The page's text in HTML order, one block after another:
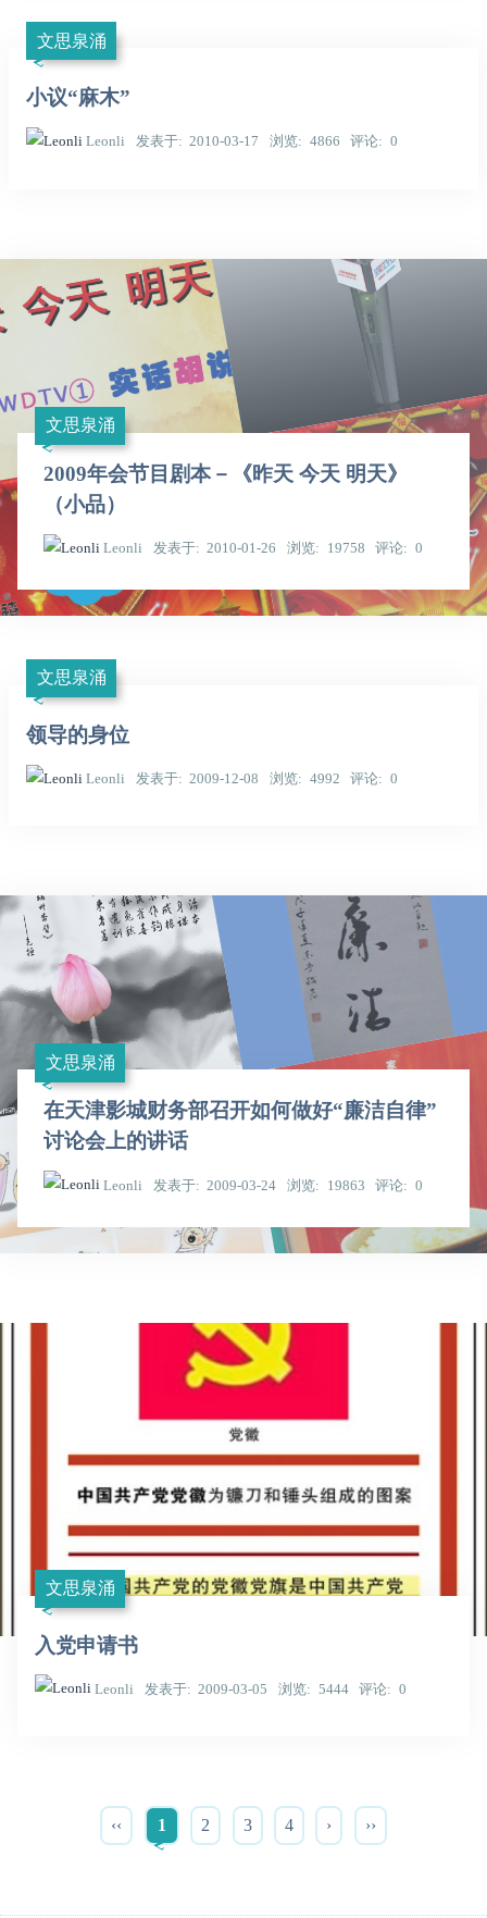
文思泉涌
小议“麻木”
Leonli 发表于 2010-03-17 浏览 4866 评论 0
文思泉涌
2009年会节目剧本－《昨天 今天 明天》
（小品）
Leonli 发表于 2010-01-26 浏览 19758 评论 0
文思泉涌
领导的身位
Leonli 发表于 2009-12-08 浏览 4992 评论 0
文思泉涌
在天津影城财务部召开如何做好“廉洁自律”
讨论会上的讲话
Leonli 发表于 2009-03-24 浏览 19863 评论 0
文思泉涌
入党申请书
Leonli 发表于 2009-03-05 浏览 5444 评论 0
‹‹ 1 2 3 4 › ››